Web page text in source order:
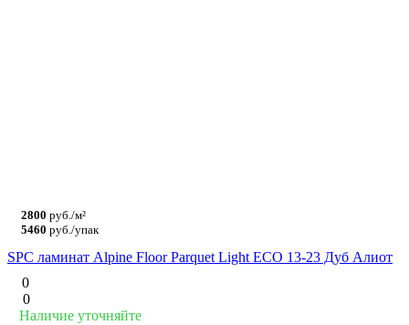
2800 руб./м²
5460 руб./упак
SPC ламинат Alpine Floor Parquet Light ЕСО 13-23 Дуб Алиот
0
0
Наличие уточняйте